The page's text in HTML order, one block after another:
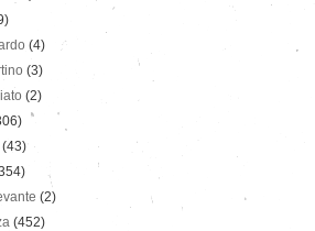
(4)
(3)
(2)
(43)
(2)
(452)